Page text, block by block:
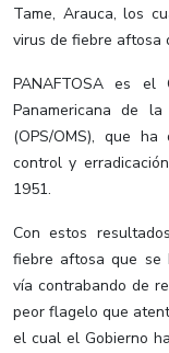
Tame, Arauca, los
virus de fiebre aftosa
PANAFTOSA es el
Panamericana de
(OPS/OMS), que
control y
1951.
Con estos
fiebre aftosa que se
vía contrabando de
peor flagelo que
el cual el Gobierno